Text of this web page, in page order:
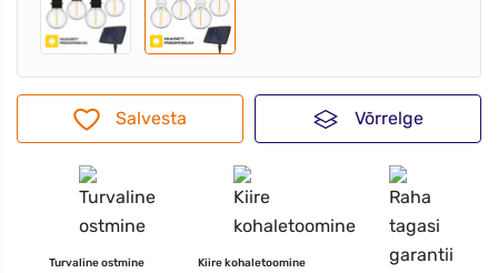
Salvesta Võrrelge
Turvaline ostmine Kiire kohaletoomine